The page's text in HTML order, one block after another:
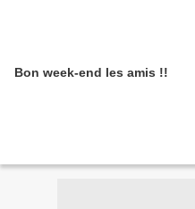
Bon week-end les amis !!